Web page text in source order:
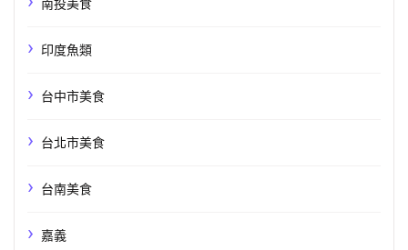
南投美食
印度魚類
台中市美食
台北市美食
台南美食
嘉義